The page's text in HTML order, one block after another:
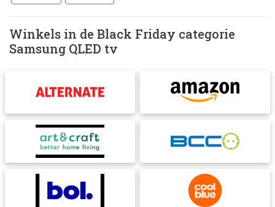
Winkels in de Black Friday categorie
Samsung QLED tv